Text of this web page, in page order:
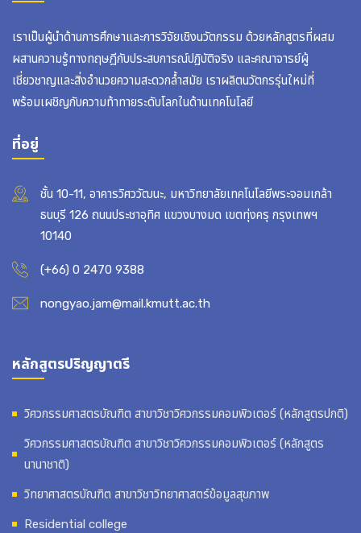
เราเป็นผู้นำด้านการศึกษาและการวิจัยเชิงนวัตกรรม ด้วยหลักสูตรที่ผสม
ผสานความรู้ทางทฤษฎีกับประสบการณ์ปฏิบัติจริง และคณาจารย์ผู้
เชี่ยวชาญและสิ่งอำนวยความสะดวกล้ำสมัย เราผลิตนวัตกรรุ่นใหม่ที่
พร้อมเผชิญกับความท้าทายระดับโลกในด้านเทคโนโลยี
ที่อยู่
ชั้น 10-11, อาคารวิศววัฒนะ, มหาวิทยาลัยเทคโนโลยีพระจอมเกล้า
ธนบุรี 126 ถนนประชาอุทิศ แขวงบางมด เขตทุ่งครุ กรุงเทพฯ
10140
(+66) 0 2470 9388
nongyao.jam@mail.kmutt.ac.th
หลักสูตรปริญญาตรี
วิศวกรรมศาสตรบัณฑิต สาขาวิชาวิศวกรรมคอมพิวเตอร์ (หลักสูตรปกติ)
วิศวกรรมศาสตรบัณฑิต สาขาวิชาวิศวกรรมคอมพิวเตอร์ (หลักสูตร
นานาชาติ)
วิทยาศาสตรบัณฑิต สาขาวิชาวิทยาศาสตร์ข้อมูลสุขภาพ
Residential college